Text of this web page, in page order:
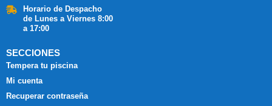
Horario de Despacho
de Lunes a Viernes 8:00
a 17:00
SECCIONES
Tempera tu piscina
Mi cuenta
Recuperar contraseña